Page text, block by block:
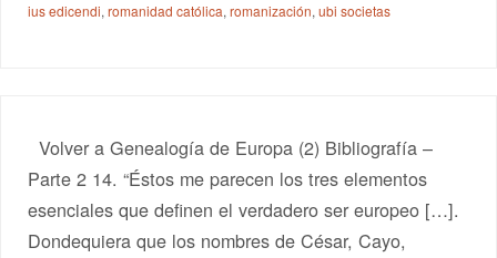
ius edicendi,romanidad católica,romanización,ubi societas
Volver a Genealogía de Europa (2) Bibliografía –
Parte 2 14. “Éstos me parecen los tres elementos
esenciales que definen el verdadero ser europeo […].
Dondequiera que los nombres de César, Cayo,